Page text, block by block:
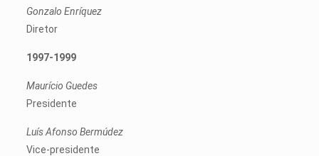
Gonzalo Enríquez
Diretor
1997-1999
Maurício Guedes
Presidente
Luís Afonso Bermúdez
Vice-presidente